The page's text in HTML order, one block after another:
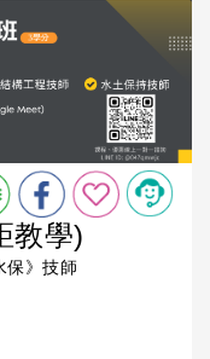
教學)
保》技師